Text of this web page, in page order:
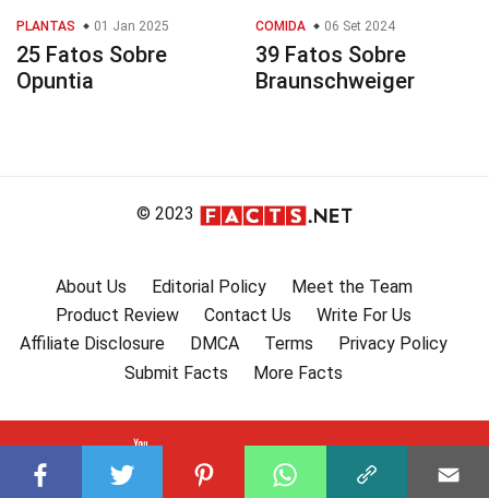
PLANTAS 01 Jan 2025
25 Fatos Sobre
Opuntia
COMIDA 06 Set 2024
39 Fatos Sobre
Braunschweiger
© 2023
About Us Editorial Policy
Meet the Team
Product Review
Contact Us
Write For Us
Affiliate Disclosure
DMCA Terms
Privacy Policy
Submit Facts
More Facts